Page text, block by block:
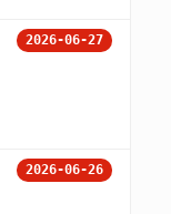
2026-06-27
2026-06-26